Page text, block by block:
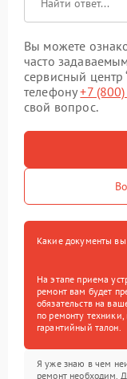
Вы можете
часто
сервисный центр
телефону+7
свой вопрос.
Какие документы вы
На этапе приема
ремонт вам будет
обязательств на
по ремонту
гарантийный талон.
Я уже знаю в чем
ремонт необходим.